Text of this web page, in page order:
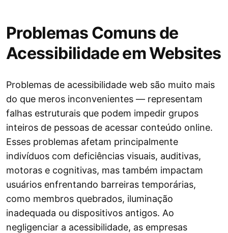
Problemas Comuns de
Acessibilidade em Websites
Problemas de acessibilidade web são muito mais
do que meros inconvenientes — representam
falhas estruturais que podem impedir grupos
inteiros de pessoas de acessar conteúdo online.
Esses problemas afetam principalmente
indivíduos com deficiências visuais, auditivas,
motoras e cognitivas, mas também impactam
usuários enfrentando barreiras temporárias,
como membros quebrados, iluminação
inadequada ou dispositivos antigos. Ao
negligenciar a acessibilidade, as empresas